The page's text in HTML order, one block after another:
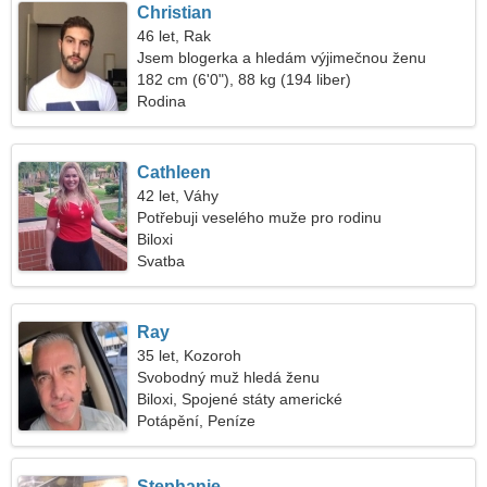
Christian
46 let, Rak
Jsem blogerka a hledám výjimečnou ženu
182 cm (6'0"), 88 kg (194 liber)
Rodina
Cathleen
42 let, Váhy
Potřebuji veselého muže pro rodinu
Biloxi
Svatba
Ray
35 let, Kozoroh
Svobodný muž hledá ženu
Biloxi, Spojené státy americké
Potápění, Peníze